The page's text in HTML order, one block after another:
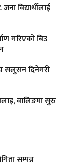
विद्यार्थीलाई
गरिएको बिउ
सलुसन दिनेगरी
वालिङमा सुरु
सम्पन्न